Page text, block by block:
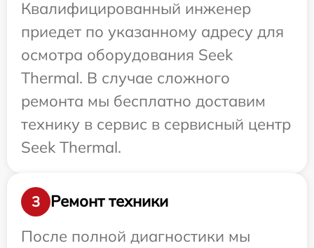
Квалифицированный инженер
приедет по указанному адресу для
осмотра оборудования Seek
Thermal. В случае сложного
ремонта мы бесплатно доставим
технику в сервис в сервисный центр
Seek Thermal.
3
Ремонт техники
После полной диагностики мы